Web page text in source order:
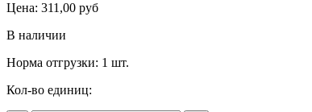
Цена: 311,00 руб
В наличии
Норма отгрузки: 1 шт.
Кол-во единиц: